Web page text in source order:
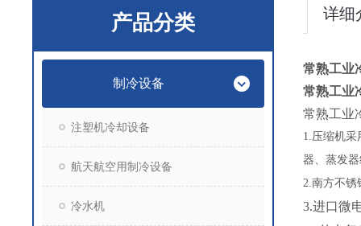
产品分类
制冷设备
注塑机冷却设备
航天航空用制冷设备
冷水机
详细
常熟工业
常熟工业
常熟工业
1.压缩机采
器、蒸发
2.南方不锈
3.进口微